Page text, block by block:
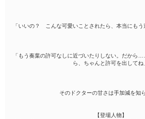
「いいの？ こんな可愛いことされたら、本当にもう
「もう奏葉の許可なしに近づいたりしない。だから
ら、ちゃんと許可を出してね
そのドクターの甘さは手加減を知ら
【登場人物】